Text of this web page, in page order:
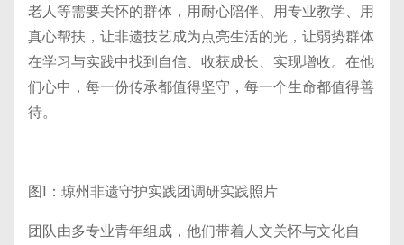
老人等需要关怀的群体，用耐心陪伴、用专业教学、用
真心帮扶，让非遗技艺成为点亮生活的光，让弱势群体
在学习与实践中找到自信、收获成长、实现增收。在他
们心中，每一份传承都值得坚守，每一个生命都值得善
待。
图1：琼州非遗守护实践团调研实践照片
团队由多专业青年组成，他们带着人文关怀与文化自